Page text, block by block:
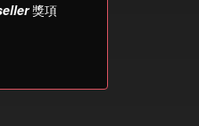
獎項